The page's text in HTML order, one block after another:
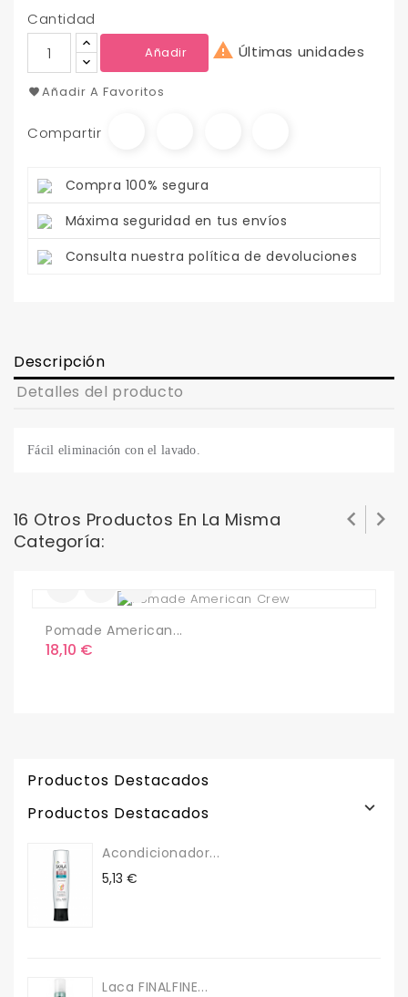
Cantidad
Añadir  Últimas unidades
Añadir A Favoritos
Compartir
Compra 100% segura
Máxima seguridad en tus envíos
Consulta nuestra política de devoluciones
Descripción
Detalles del producto
Fácil eliminación con el lavado.
16 Otros Productos En La Misma
Categoría:
Pomade American...
Precio
18,10 €
 
Productos Destacados
Productos Destacados

Acondicionador...
Precio
5,13 €
Laca FINALFINE...